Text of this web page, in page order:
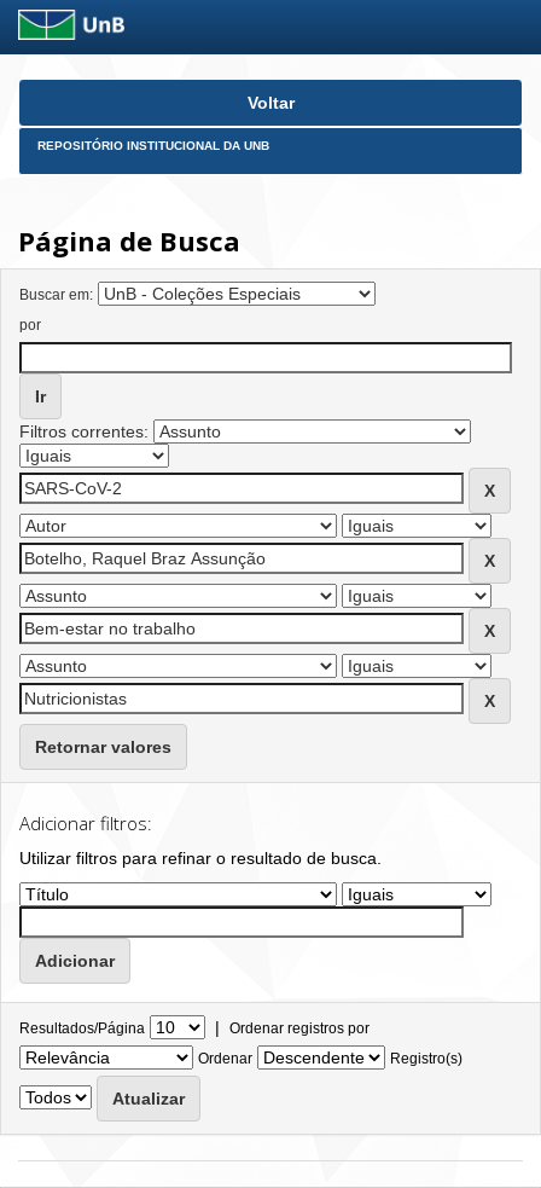
Skip
Voltar
REPOSITÓRIO INSTITUCIONAL DA UNB
Página de Busca
Buscar em:
por
Filtros correntes:
Retornar valores
Adicionar filtros:
Utilizar filtros para refinar o resultado de busca.
Resultados/Página | Ordenar registros por
Ordenar
Registro(s)